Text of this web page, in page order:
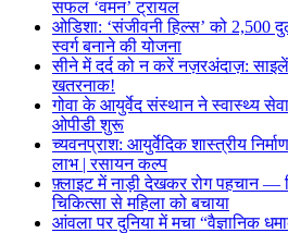
सफल ‘वमन’ ट्रायल
ओडिशा: ‘संजीवनी हिल्स’ को 2,500
स्वर्ग बनाने की योजना
सीने में दर्द को न करें नज़रअंदाज़:
खतरनाक!
गोवा के आयुर्वेद संस्थान ने स्वास्थ्य
ओपीडी शुरू
च्यवनप्राश: आयुर्वेदिक शास्त्रीय
लाभ | रसायन कल्प
फ़्लाइट में नाड़ी देखकर रोग पहचान —
चिकित्सा से महिला को बचाया
आंवला पर दुनिया में मचा “वैज्ञानिक